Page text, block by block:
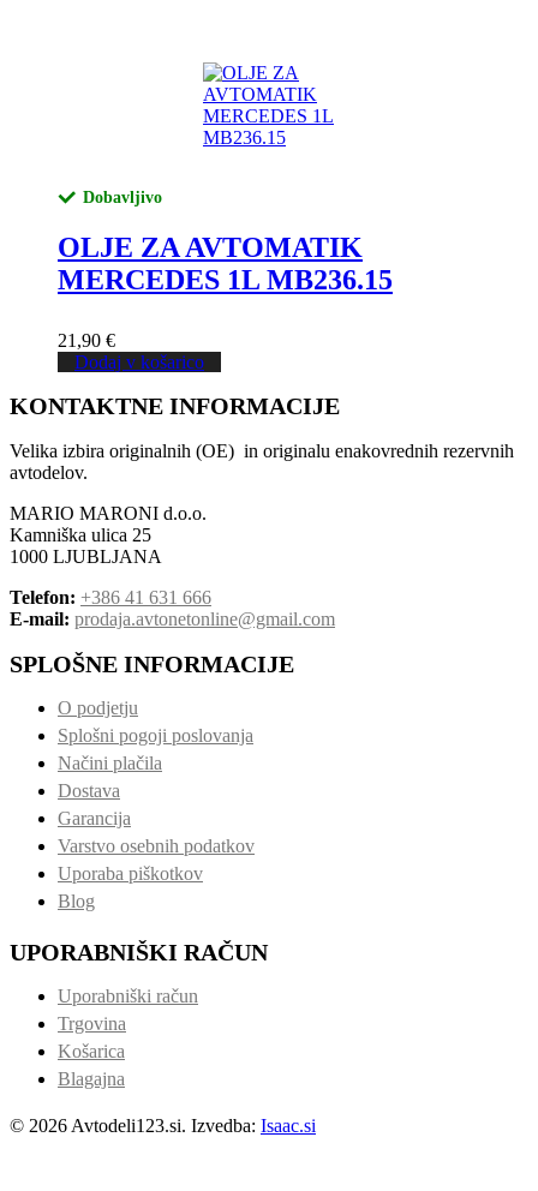
Dobavljivo
OLJE ZA AVTOMATIK
MERCEDES 1L MB236.15
21,90 €
Dodaj v košarico
KONTAKTNE INFORMACIJE
Velika izbira originalnih (OE) in originalu enakovrednih rezervnih
avtodelov.
MARIO MARONI d.o.o.
Kamniška ulica 25
1000 LJUBLJANA
Telefon: +386 41 631 666
E-mail: prodaja.avtonetonline@gmail.com
SPLOŠNE INFORMACIJE
O podjetju
Splošni pogoji poslovanja
Načini plačila
Dostava
Garancija
Varstvo osebnih podatkov
Uporaba piškotkov
Blog
UPORABNIŠKI RAČUN
Uporabniški račun
Trgovina
Košarica
Blagajna
© 2026 Avtodeli123.si. Izvedba: Isaac.si